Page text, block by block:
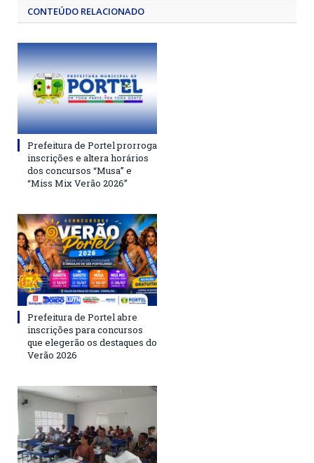
CONTEÚDO RELACIONADO
Prefeitura de Portel prorroga
inscrições e altera horários
dos concursos “Musa” e
“Miss Mix Verão 2026”
Prefeitura de Portel abre
inscrições para concursos
que elegerão os destaques do
Verão 2026